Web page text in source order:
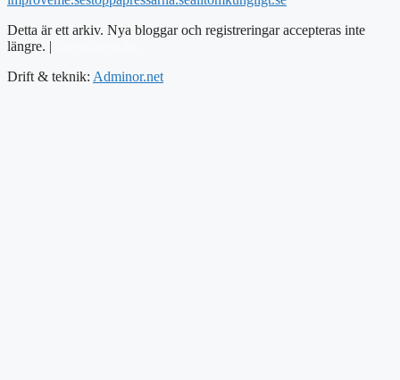
Detta är ett arkiv. Nya bloggar och registreringar accepteras inte
längre. |
Drift & teknik: Adminor.net